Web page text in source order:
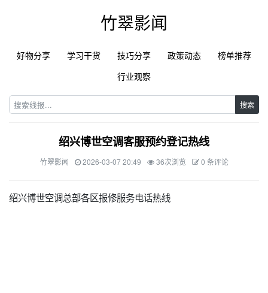
竹翠影闻
好物分享 学习干货 技巧分享 政策动态
榜单推荐
行业观察
搜索
绍兴博世空调客服预约登记热线
竹翠影闻 2026-03-07 20:49 36次浏览 0 条评论
绍兴博世空调总部各区报修服务电话热线